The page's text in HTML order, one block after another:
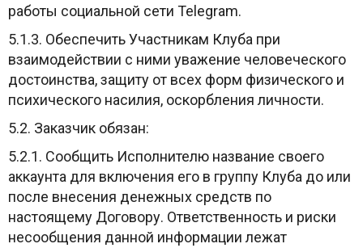
работы социальной сети Telegram.
5.1.3. Обеспечить Участникам Клуба при
взаимодействии с ними уважение человеческого
достоинства, защиту от всех форм физического и
психического насилия, оскорбления личности.
5.2. Заказчик обязан:
5.2.1. Сообщить Исполнителю название своего
аккаунта для включения его в группу Клуба до или
после внесения денежных средств по
настоящему Договору. Ответственность и риски
несообщения данной информации лежат